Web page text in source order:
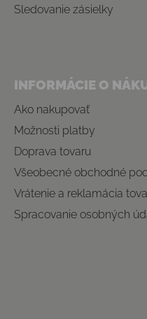
Sledovanie zásielky
INFORMÁCIE O
Ako nakupovať
Možnosti platby
Doprava tovaru
Všeobecné obchodné
Vrátenie a reklamácia
Spracovanie osobných